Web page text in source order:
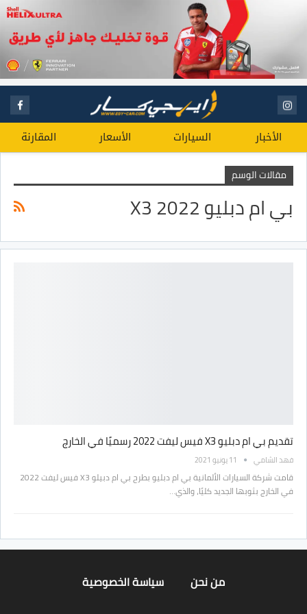
الأخبار السيارات الأسعار المقارنة
مقالات الوسم
بي ام دبليو X3 2022
تقديم بي ام دبليو X3 فيس ليفت 2022 رسميًا في الخارج
فهد الشامي 11 يونيو 2021
قامت شركة السيارات الألمانية بي ام دبليو بطرح بي ام دبيلو X3 فيس ليفت 2022
في الخارج بثوبها الجديد كليًا، والذي…
من نحن سياسة الخصوصية